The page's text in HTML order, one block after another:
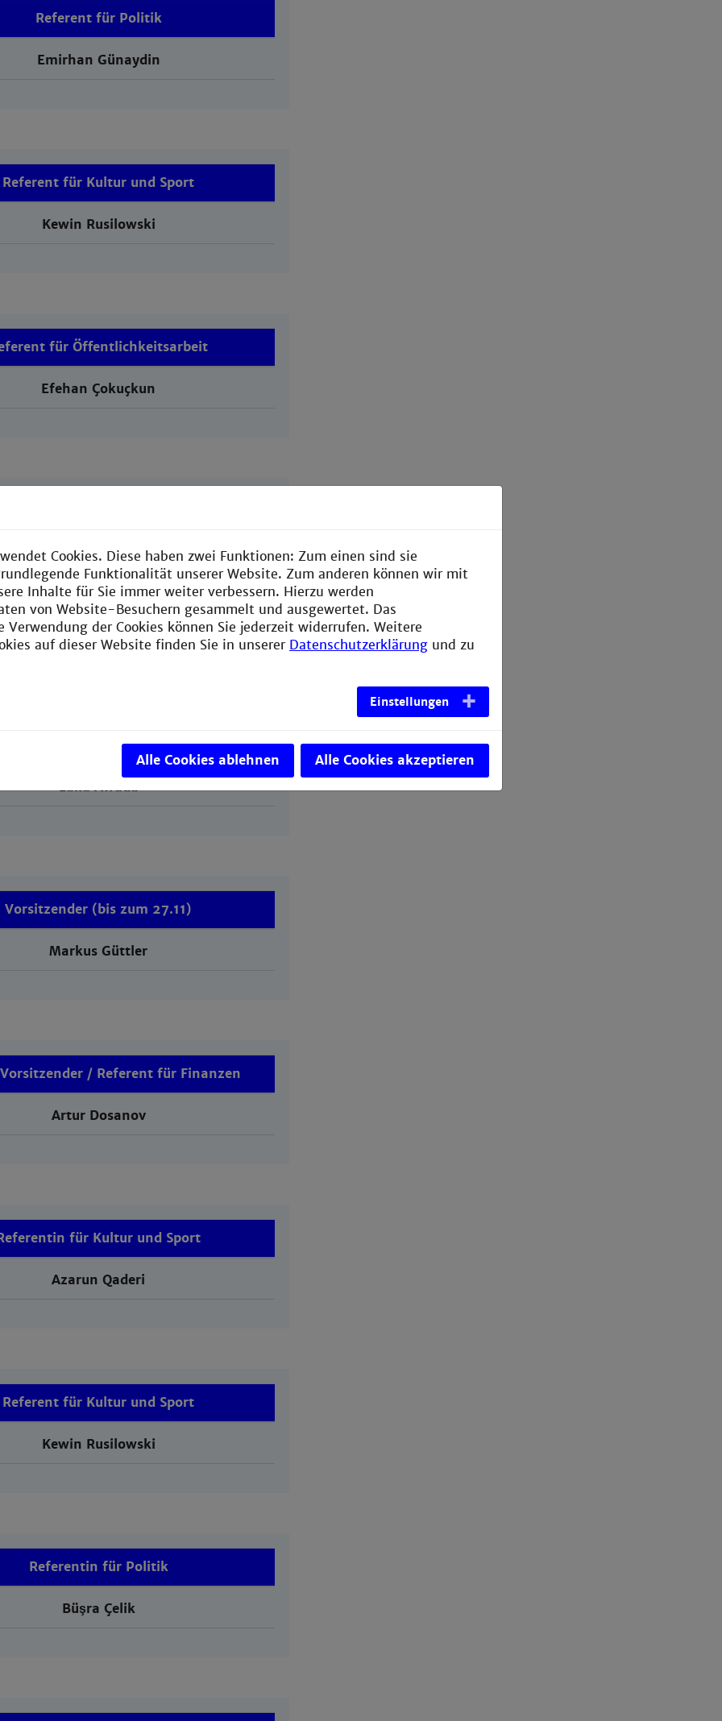
Referent für Politik
Emirhan Günaydin
Referent für Kultur und Sport
Kewin Rusilowski
für Öffentlichkeitsarbeit
Efehan Çokuçkun
Angelina Eder
WiSe 25/26
Vorsitzende
Laila Awada
Vorsitzender (bis zum 27.11)
Markus Güttler
/ Referent für Finanzen
Artur Dosanov
für Kultur und Sport
Azarun Qaderi
Referent für Kultur und Sport
Kewin Rusilowski
Referentin für Politik
Büşra Çelik
Cookies. Diese haben zwei Funktionen: Zum einen sind sie
Funktionalität unserer Website. Zum anderen können wir mit
Inhalte für Sie immer weiter verbessern. Hierzu werden
von Website-Besuchern gesammelt und ausgewertet. Das
der Cookies können Sie jederzeit widerrufen. Weitere
auf dieser Website finden Sie in unserer Datenschutzerklärung und zu
Einstellungen
Alle Cookies ablehnen Alle Cookies akzeptieren